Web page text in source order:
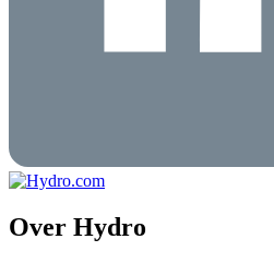
Over Hydro